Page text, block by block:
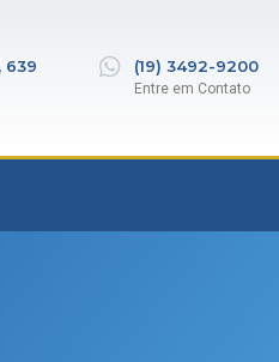
639 (19) 3492-9200
Entre em Contato